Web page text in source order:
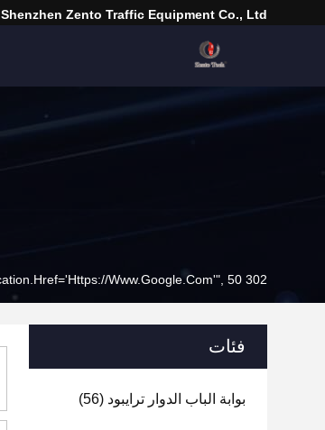
Shenzhen Zento Traffic Equipment Co., Ltd.
302 SetTimeout("javascript:location.href='https://www.google.com'", 50);
فئات
بوابة الباب الدوار ترايبود (56)